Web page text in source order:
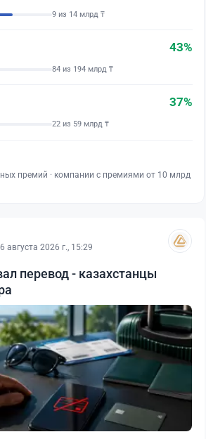
9 из 14 млрд ₸
43%
84 из 194 млрд ₸
37%
22 из 59 млрд ₸
премий · компании с премиями от 10 млрд
6 августа 2026 г., 15:29
перевод - казахстанцы